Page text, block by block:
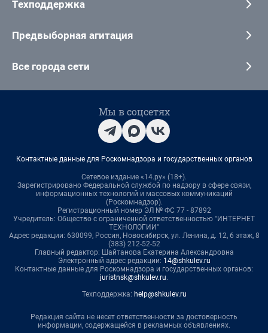
Техподдержка
Предвыборная агитация
Все города сети
Мы в соцсетях
Контактные данные для Роскомнадзора и государственных органов
Сетевое издание «14.ру» (18+).
Зарегистрировано Федеральной службой по надзору в сфере связи,
информационных технологий и массовых коммуникаций
(Роскомнадзор).
Регистрационный номер ЭЛ № ФС 77 - 87892
Учредитель: Общество с ограниченной ответственностью "ИНТЕРНЕТ
ТЕХНОЛОГИИ"
Адрес редакции: 630099, Россия, Новосибирск, ул. Ленина, д. 12, 6 этаж, 8
(383) 212-52-52
Главный редактор: Шайтанова Екатерина Александровна
Электронный адрес редакции: 14@shkulev.ru
Контактные данные для Роскомнадзора и государственных органов:
juristnsk@shkulev.ru.
Техподдержка: help@shkulev.ru
Редакция сайта не несет ответственности за достоверность
информации, содержащейся в рекламных объявлениях.